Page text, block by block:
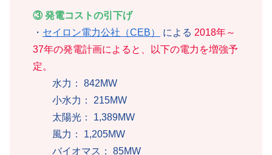
③ 発電コストの引下げ
・ セイロン電力公社（CEB） による 2018年～
37年の発電計画によると、以下の電力を増強予
定。
水力： 842MW
小水力： 215MW
太陽光： 1,389MW
風力： 1,205MW
バイオマス： 85MW